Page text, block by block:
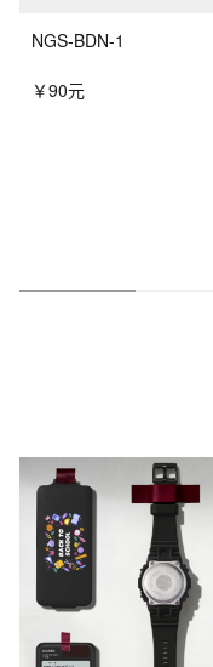
NGS-BDN-1
￥90元